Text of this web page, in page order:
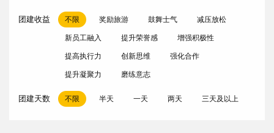
团建收益 不限 奖励旅游 鼓舞士气 减压放松
新员工融入 提升荣誉感 增强积极性
提高执行力 创新思维 强化合作
提升凝聚力 磨练意志
团建天数 不限 半天 一天 两天 三天及以上